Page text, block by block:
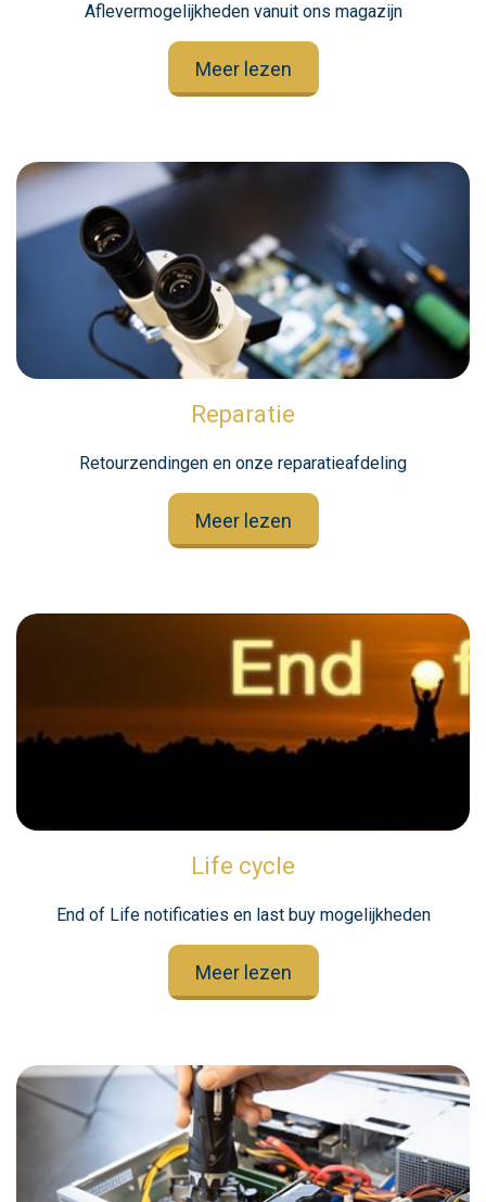
Aflevermogelijkheden vanuit ons magazijn
Meer lezen
Reparatie
Retourzendingen en onze reparatieafdeling
Meer lezen
Life cycle
End of Life notificaties en last buy mogelijkheden
Meer lezen